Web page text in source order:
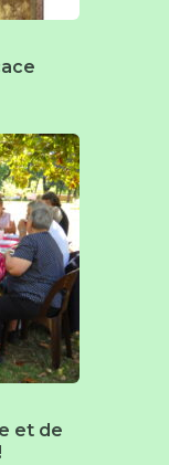
et de